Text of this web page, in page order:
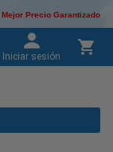
Mejor Precio Garantizado
Iniciar sesión